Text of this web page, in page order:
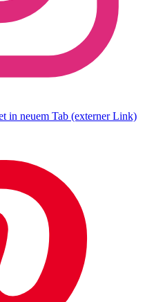
in neuem Tab (externer Link)